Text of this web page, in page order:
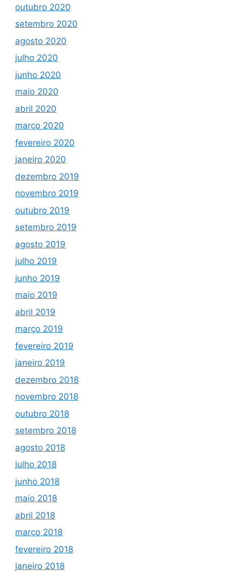
outubro 2020
setembro 2020
agosto 2020
julho 2020
junho 2020
maio 2020
abril 2020
março 2020
fevereiro 2020
janeiro 2020
dezembro 2019
novembro 2019
outubro 2019
setembro 2019
agosto 2019
julho 2019
junho 2019
maio 2019
abril 2019
março 2019
fevereiro 2019
janeiro 2019
dezembro 2018
novembro 2018
outubro 2018
setembro 2018
agosto 2018
julho 2018
junho 2018
maio 2018
abril 2018
março 2018
fevereiro 2018
janeiro 2018